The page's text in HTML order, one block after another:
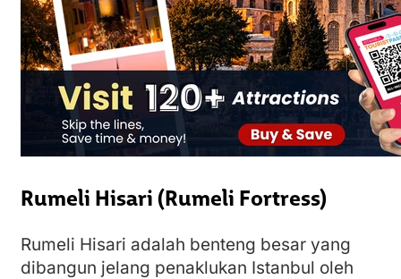
Rumeli Hisari (Rumeli Fortress)
Rumeli Hisari adalah benteng besar yang
dibangun jelang penaklukan Istanbul oleh